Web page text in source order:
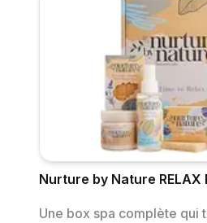
Nurture by Nature RELAX
Une box spa complète qui